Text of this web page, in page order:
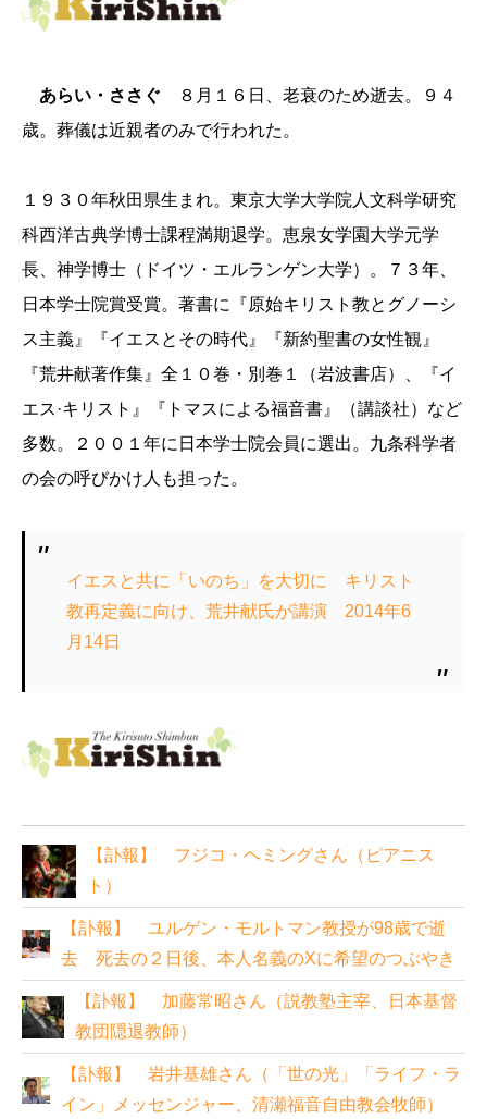
あらい・ささぐ
８月１６日、老衰のため逝去。９４
歳。葬儀は近親者のみで行われた。
１９３０年秋田県生まれ。東京大学大学院人文科学研究
科西洋古典学博士課程満期退学。恵泉女学園大学元学
長、神学博士（ドイツ・エルランゲン大学）。７３年、
日本学士院賞受賞。著書に『原始キリスト教とグノーシ
ス主義』『イエスとその時代』『新約聖書の女性観』
『荒井献著作集』全１０巻・別巻１（岩波書店）、『イ
エス·キリスト』『トマスによる福音書』（講談社）など
多数。２００１年に日本学士院会員に選出。九条科学者
の会の呼びかけ人も担った。
イエスと共に「いのち」を大切に キリスト
教再定義に向け、荒井献氏が講演 2014年6
月14日
【訃報】 フジコ・ヘミングさん（ピアニス
ト）
【訃報】 ユルゲン・モルトマン教授が98歳で逝
去 死去の２日後、本人名義のXに希望のつぶやき
【訃報】 加藤常昭さん（説教塾主宰、日本基督
教団隠退教師）
【訃報】 岩井基雄さん（「世の光」「ライフ・ラ
イン」メッセンジャー、清瀬福音自由教会牧師）